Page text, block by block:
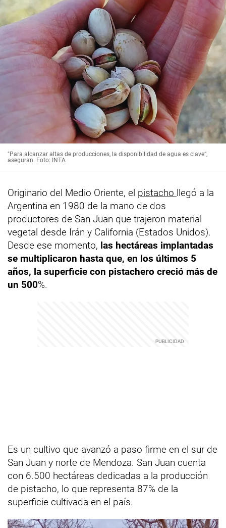
"Para alcanzar altas de producciones, la disponibilidad de agua es clave”,
aseguran. Foto: INTA
Originario del Medio Oriente, el pistacho llegó a la
Argentina en 1980 de la mano de dos
productores de San Juan que trajeron material
vegetal desde Irán y California (Estados Unidos).
Desde ese momento, las hectáreas implantadas
se multiplicaron hasta que, en los últimos 5
años, la superficie con pistachero creció más de
un 500%.
Es un cultivo que avanzó a paso firme en el sur de
San Juan y norte de Mendoza. San Juan cuenta
con 6.500 hectáreas dedicadas a la producción
de pistacho, lo que representa 87% de la
superficie cultivada en el país.